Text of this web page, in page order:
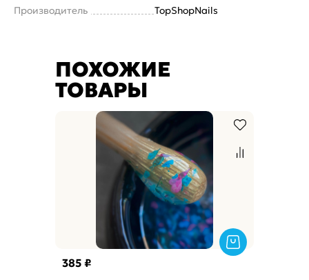
Производитель
TopShopNails
ПОХОЖИЕ
ТОВАРЫ
385 ₽